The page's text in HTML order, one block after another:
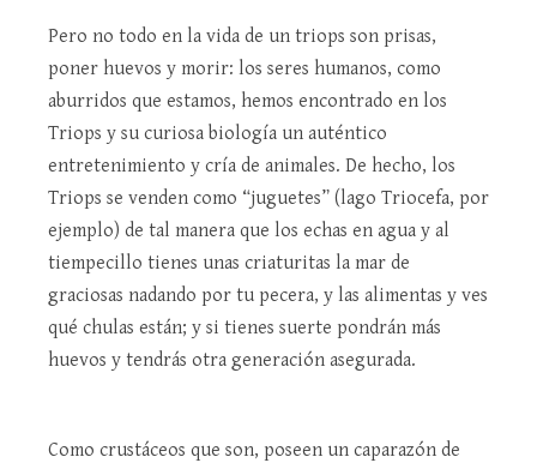
Pero no todo en la vida de un triops son prisas,
poner huevos y morir: los seres humanos, como
aburridos que estamos, hemos encontrado en los
Triops y su curiosa biología un auténtico
entretenimiento y cría de animales. De hecho, los
Triops se venden como “juguetes” (lago Triocefa, por
ejemplo) de tal manera que los echas en agua y al
tiempecillo tienes unas criaturitas la mar de
graciosas nadando por tu pecera, y las alimentas y ves
qué chulas están; y si tienes suerte pondrán más
huevos y tendrás otra generación asegurada.
Como crustáceos que son, poseen un caparazón de